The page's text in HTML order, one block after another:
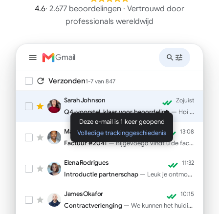
4.6· 2.677 beoordelingen · Vertrouwd door
professionals wereldwijd
Gmail
Verzonden1-7 van 847
Sarah Johnson
Q4-voorstel, klaar voor beoordeling— Hoi Sarah, de presentatie is definitief. Prijzen op dia 12...
Deze e-mail is 1 keer geopend
Volledige trackinggeschiedenis
Zojuist
Marcus Webb
Factuur #2041— Bijgevoegd vindt u de factuur voor oktober...
13:08
Elena Rodrigues
Introductie partnerschap — Leuk je ontmoet te hebben op SaaStr! Zoals beloofd...
11:32
James Okafor
Contractverlenging — We kunnen het huidige tarief verlengen tot en met Q1...
10:15